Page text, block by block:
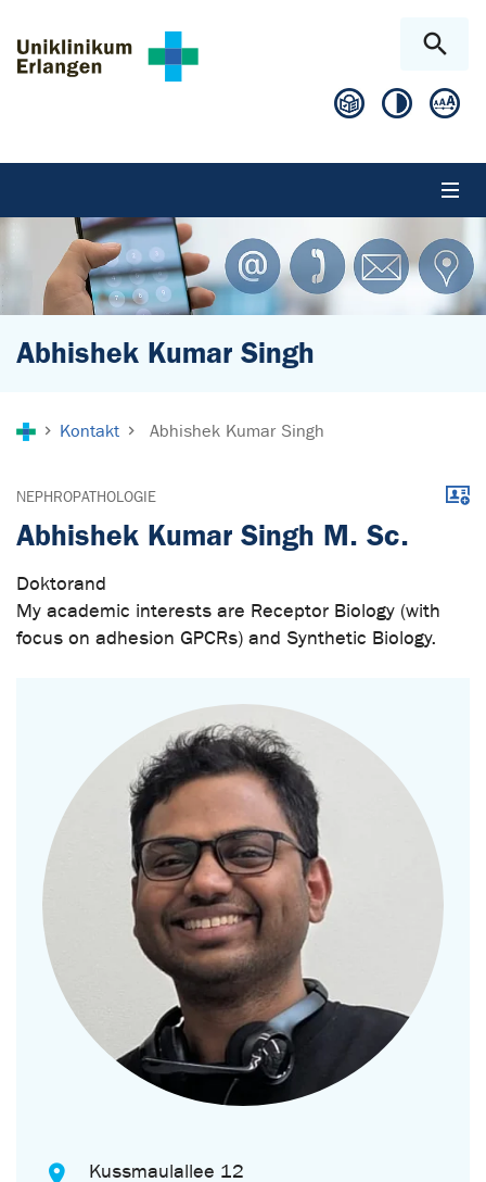
Abhishek Kumar Singh
Kontakt Abhishek Kumar Singh
NEPHROPATHOLOGIE
Abhishek Kumar Singh M. Sc.
Doktorand
My academic interests are Receptor Biology (with
focus on adhesion GPCRs) and Synthetic Biology.
Kussmaulallee 12